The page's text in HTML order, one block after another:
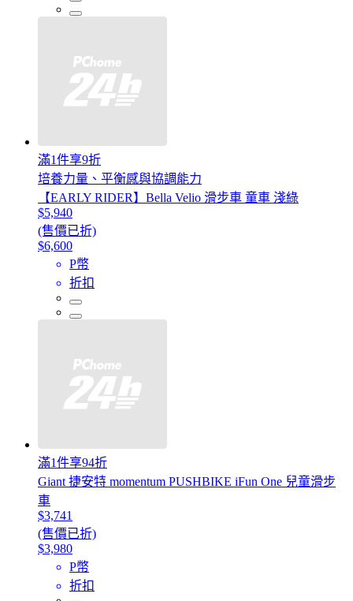
滿1件享9折
培養力量、平衡感與協調能力
【EARLY RIDER】Bella Velio 滑步車 童車 淺綠
$5,940
(售價已折)
$6,600
P幣
折扣
滿1件享94折
Giant 捷安特 momentum PUSHBIKE iFun One 兒童滑步
車
$3,741
(售價已折)
$3,980
P幣
折扣